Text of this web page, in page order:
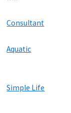
Consultant
Aquatic
Simple Life